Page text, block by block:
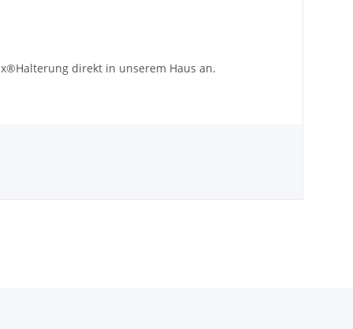
direkt in unserem Haus an.